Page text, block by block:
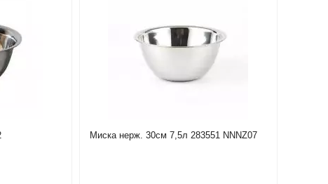
Миска нерж. 30см 7,5л 283551 NNNZ07